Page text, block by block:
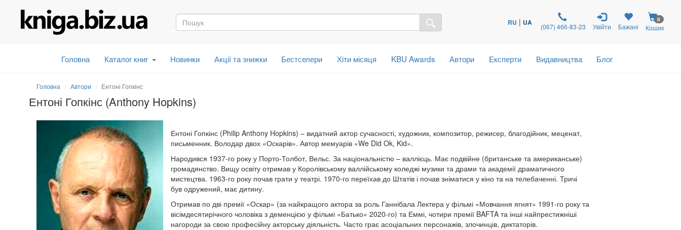
RU | UA (067) 466-83-23 Увійти Бажані
0
Кошик
Головна Каталог книг Новинки Акції та знижки Бестселери Хіти місяця KBU Awards Автори Експерти Видавництва Блог
Головна Автори Ентоні Гопкінс
Ентоні Гопкінс (Anthony Hopkins)
Ентоні Гопкінс (Philip Anthony Hopkins) – видатний актор сучасності, художник, композитор, режисер, благодійник, меценат,
письменник. Володар двох «Оскарів». Автор мемуарів «We Did Ok, Kid».
Народився 1937-го року у Порто-Толбот, Вельс. За національністю – валлієць. Має подвійне (британське та американське)
громадянство. Вищу освіту отримав у Королівському валлійському коледжі музики та драми та академії драматичного
мистецтва. 1963-го року почав грати у театрі. 1970-го переїхав до Штатів і почав зніматися у кіно та на телебаченні. Тричі
був одружений, має дитину.
Отримав по дві премії «Оскар» (за найкращого актора за роль Ганнібала Лектера у фільмі «Мовчання ягнят» 1991-го року та
вісімдесятирічного чоловіка з деменцією у фільмі «Батько» 2020-го) та Еммі, чотири премії BAFTA та інші найпрестижніші
нагороди за свою професійну акторську діяльність. Часто грає асоціальних персонажів, злочинців, диктаторів.